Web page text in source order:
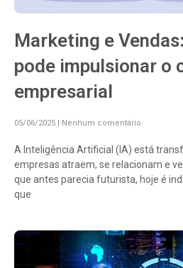
Marketing e
pode impulsionar o
empresarial
05/06/2025 Nenhum comentário
A Inteligência Artificial (IA) está
empresas atraem, se relacionam e
que antes parecia futurista, hoje é
que